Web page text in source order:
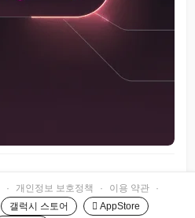
· 개인정보 보호정책 · 이용 약관
·
갤럭시 스토어  AppStore